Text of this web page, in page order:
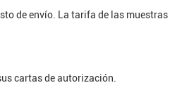
de envío. La tarifa de las muestras
cartas de autorización.